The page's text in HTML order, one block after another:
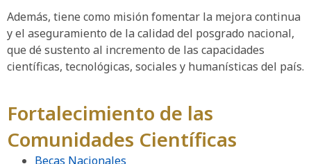
Además, tiene como misión fomentar la mejora continua
y el aseguramiento de la calidad del posgrado nacional,
que dé sustento al incremento de las capacidades
científicas, tecnológicas, sociales y humanísticas del país.
Fortalecimiento de las
Comunidades Científicas
Becas Nacionales